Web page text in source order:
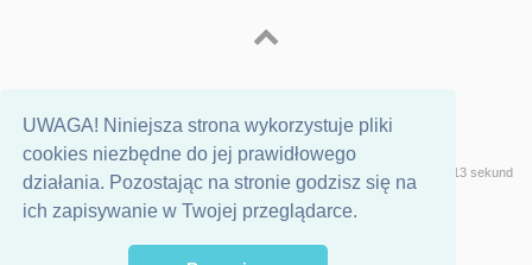
UWAGA! Niniejsza strona wykorzystuje pliki
cookies niezbędne do jej prawidłowego
działania. Pozostając na stronie godzisz się na
ich zapisywanie w Twojej przeglądarce.
WersjaGeeklog
Strona wygenerowana w 0,13 sekund